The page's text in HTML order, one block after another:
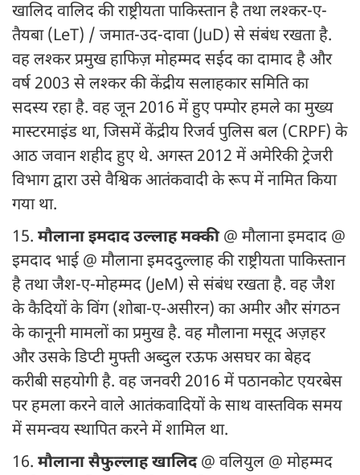
खालिद वालिद की राष्ट्रीयता पाकिस्तान है तथा लश्कर-ए-
तैयबा (LeT) / जमात-उद-दावा (JuD) से संबंध रखता है.
वह लश्कर प्रमुख हाफिज़ मोहम्मद सईद का दामाद है और
वर्ष 2003 से लश्कर की केंद्रीय सलाहकार समिति का
सदस्य रहा है. वह जून 2016 में हुए पम्पोर हमले का मुख्य
मास्टरमाइंड था, जिसमें केंद्रीय रिजर्व पुलिस बल (CRPF) के
आठ जवान शहीद हुए थे. अगस्त 2012 में अमेरिकी ट्रेजरी
विभाग द्वारा उसे वैश्विक आतंकवादी के रूप में नामित किया
गया था.
15. मौलाना इमदाद उल्लाह मक्की@ मौलाना इमदाद @
इमदाद भाई @ मौलाना इमददुल्लाह की राष्ट्रीयता पाकिस्तान
है तथा जैश-ए-मोहम्मद (JeM) से संबंध रखता है. वह जैश
के कैदियों के विंग (शोबा-ए-असीरन) का अमीर और संगठन
के कानूनी मामलों का प्रमुख है. वह मौलाना मसूद अज़हर
और उसके डिप्टी मुफ्ती अब्दुल रऊफ असघर का बेहद
करीबी सहयोगी है. वह जनवरी 2016 में पठानकोट एयरबेस
पर हमला करने वाले आतंकवादियों के साथ वास्तविक समय
में समन्वय स्थापित करने में शामिल था.
16. मौलाना सैफुल्लाह खालिद@ वलियुल @ मोहम्मद